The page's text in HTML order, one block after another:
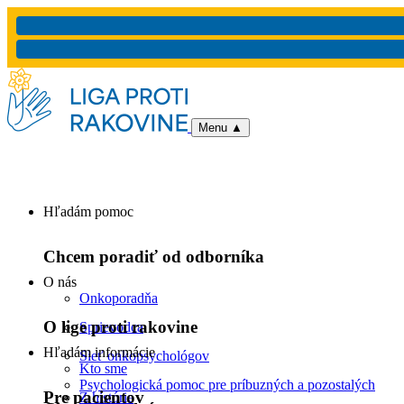
Menu ▲
Hľadám pomoc
Chcem poradiť od odborníka
Onkoporadňa
Sprievodca
Sieť onkopsychológov
Psychologická pomoc pre príbuzných a pozostalých
O nás
O lige proti rakovine
Kto sme
Z histórie
Hľadám informácie
Pre pacientov